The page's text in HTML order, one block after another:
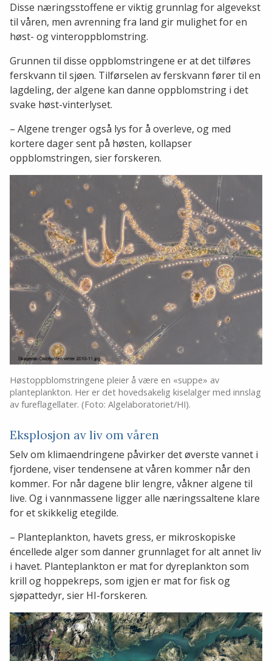
Disse næringsstoffene er viktig grunnlag for algevekst
til våren, men avrenning fra land gir mulighet for en
høst- og vinteroppblomstring.
Grunnen til disse oppblomstringene er at det tilføres
ferskvann til sjøen. Tilførselen av ferskvann fører til en
lagdeling, der algene kan danne oppblomstring i det
svake høst-vinterlyset.
– Algene trenger også lys for å overleve, og med
kortere dager sent på høsten, kollapser
oppblomstringen, sier forskeren.
Høstoppblomstringene pleier å være en «suppe» av
planteplankton. Her er det hovedsakelig kiselalger med innslag
av fureflagellater. (Foto: Algelaboratoriet/HI).
Eksplosjon av liv om våren
Selv om klimaendringene påvirker det øverste vannet i
fjordene, viser tendensene at våren kommer når den
kommer. For når dagene blir lengre, våkner algene til
live. Og i vannmassene ligger alle næringssaltene klare
for et skikkelig etegilde.
– Planteplankton, havets gress, er mikroskopiske
éncellede alger som danner grunnlaget for alt annet liv
i havet. Planteplankton er mat for dyreplankton som
krill og hoppekreps, som igjen er mat for fisk og
sjøpattedyr, sier HI-forskeren.